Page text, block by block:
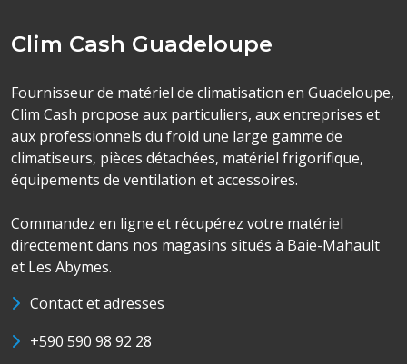
Clim Cash Guadeloupe
Fournisseur de matériel de climatisation en Guadeloupe,
Clim Cash propose aux particuliers, aux entreprises et
aux professionnels du froid une large gamme de
climatiseurs, pièces détachées, matériel frigorifique,
équipements de ventilation et accessoires.
Commandez en ligne et récupérez votre matériel
directement dans nos magasins situés à Baie-Mahault
et Les Abymes.
Contact et adresses
+590 590 98 92 28